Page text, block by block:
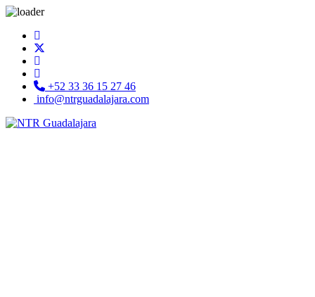
+52 33 36 15 27 46
info@ntrguadalajara.com